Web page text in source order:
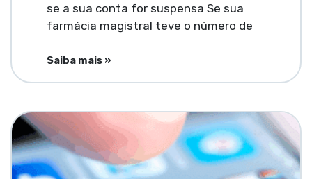
se a sua conta for suspensa Se sua
farmácia magistral teve o número de
Saiba mais »